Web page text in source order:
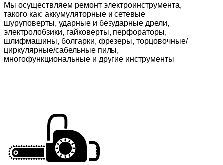
Мы осуществляем ремонт электроинструмента,
такого как: аккумуляторные и сетевые
шуруповерты, ударные и безударные дрели,
электролобзики, гайковерты, перфораторы,
шлифмашины, болгарки, фрезеры, торцовочные/
циркулярные/сабельные пилы,
многофункциональные и другие инструменты